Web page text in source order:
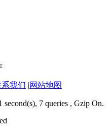
我们 |网站地图
second(s), 7 queries , Gzip On.